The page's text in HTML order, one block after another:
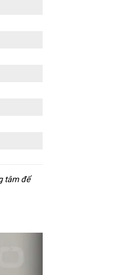
tâm để